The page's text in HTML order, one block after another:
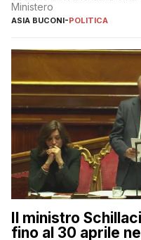
Ministero
ASIA BUCONI-POLITICA
Il ministro
fino al 30 aprile